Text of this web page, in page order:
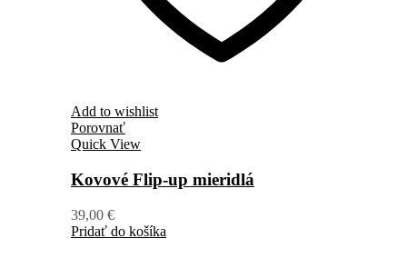
Add to wishlist
Porovnať
Quick View
Kovové Flip-up mieridlá
39,00 €
Pridať do košíka